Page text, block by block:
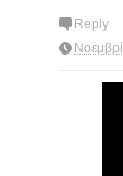
Reply